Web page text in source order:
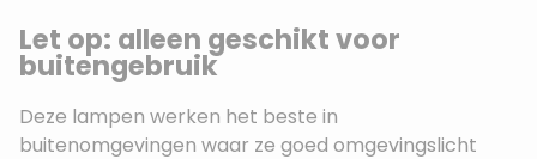
Let op: alleen geschikt voor
buitengebruik
Deze lampen werken het beste in
buitenomgevingen waar ze goed omgevingslicht